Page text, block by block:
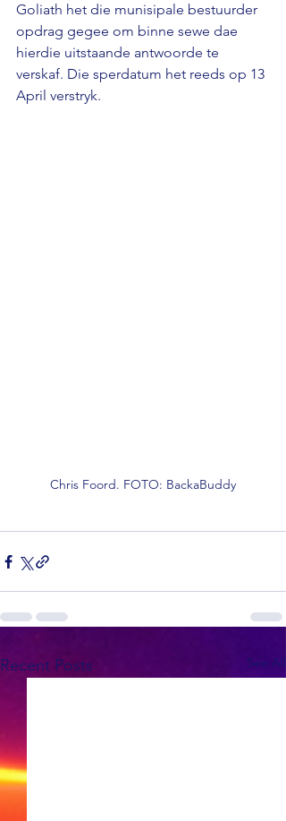
Goliath het die munisipale bestuurder
opdrag gegee om binne sewe dae
hierdie uitstaande antwoorde te
verskaf. Die sperdatum het reeds op 13
April verstryk.
Chris Foord. FOTO: BackaBuddy
Recent Posts See All